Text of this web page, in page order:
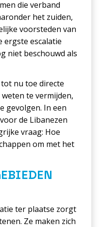
die verband
het zuiden,
voorsteden van
ergste escalatie
niet beschouwd als
nu toe directe
te vermijden,
gevolgen. In een
de Libanezen
vraag: Hoe
om met het
ter plaatse zorgt
Ze maken zich